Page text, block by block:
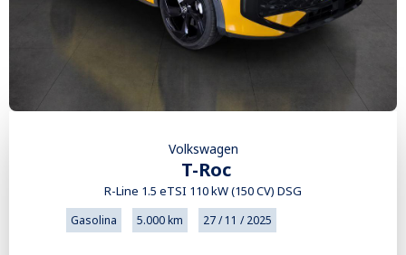
Volkswagen
T-Roc
R-Line 1.5 eTSI 110 kW (150 CV) DSG
Gasolina 5.000 km 27 / 11 / 2025